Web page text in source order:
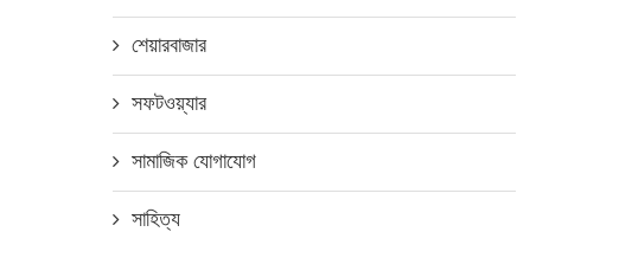
শেয়ারবাজার
সফটওয়্যার
সামাজিক যোগাযোগ
সাহিত্য